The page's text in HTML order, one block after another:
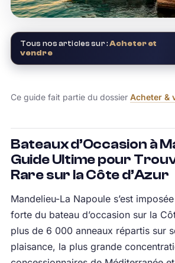
Tous nos articles sur :Acheter et
vendre
Ce guide fait partie du dossier Acheter &
Bateaux d’Occasion à
Guide Ultime pour
Rare sur la Côte d’Azur
Mandelieu-La Napoule s’est
forte du bateau d’occasion sur la
plus de 6 000 anneaux répartis sur
plaisance, la plus grande